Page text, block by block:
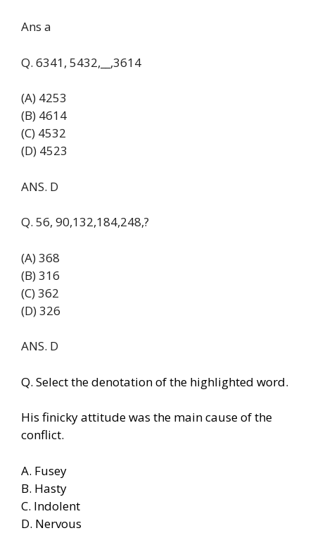
Ans a
Q. 6341, 5432,__,3614
(A) 4253
(B) 4614
(C) 4532
(D) 4523
ANS. D
Q. 56, 90,132,184,248,?
(A) 368
(B) 316
(C) 362
(D) 326
ANS. D
Q. Select the denotation of the highlighted word.
His finicky attitude was the main cause of the
conflict.
A. Fusey
B. Hasty
C. Indolent
D. Nervous